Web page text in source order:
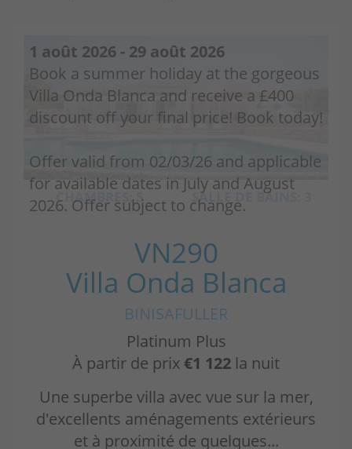
1 août 2026 - 29 août 2026
Book a summer holiday at the gorgeous
Villa Onda Blanca and receive a £400
discount off your final price! Book today!
Offer valid from 02/03/26 and applicable
for available dates in July and August
2026. Offer subject to change.
CHAMBRES: 5 SALLE DE BAINS: 3
VN290
Villa Onda Blanca
BINISAFULLER
Platinum Plus
À partir de prix €1 122 la nuit
Une superbe villa avec vue sur la mer,
d'excellents aménagements extérieurs
et à proximité de quelques...